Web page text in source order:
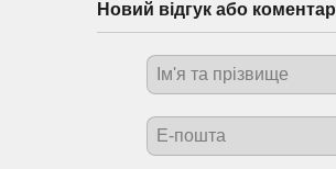
Новий відгук або коментар